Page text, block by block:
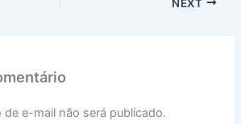
NEXT
de e-mail não será publicado.